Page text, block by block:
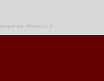
der Rhinos U13